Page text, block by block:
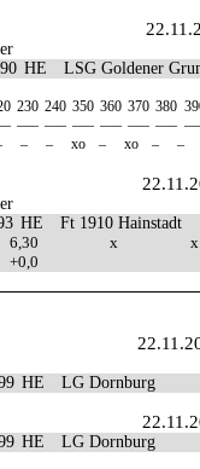
HE LSG Goldener
230 240 350 360 370 380
—– —– —– —– —– —–
– – xo – xo – –
HE
Ft 1910 Hainstadt
6,30 x
x
+0,0
HE LG Dornburg
HE LG Dornburg